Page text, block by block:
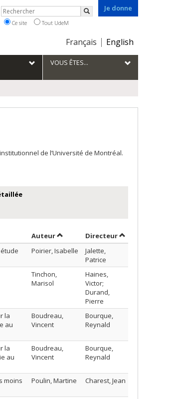
Je donne
Choix
la
langue
Français English
Rechercher
Rechercher
Ce site Tout UdeM
VOUS ÊTES...
de l’Université de Montréal.
AuteurTrier par auteur en ordre
Directeurpar
Poirier, Isabelle
Jalette,
Patrice
Tinchon,
Marisol
Haines,
Victor;
Durand,
Pierre
la
au
Boudreau,
Vincent
Bourque,
Reynald
la
au
Boudreau,
Vincent
Bourque,
Reynald
moins
Poulin, Martine Charest, Jean